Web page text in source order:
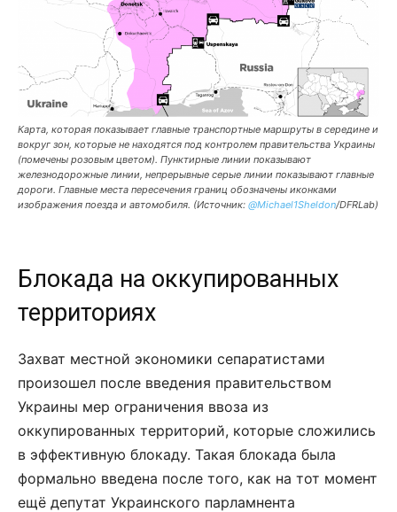
Карта, которая показывает главные транспортные маршруты в середине и
вокруг зон, которые не находятся под контролем правительства Украины
(помечены розовым цветом). Пунктирные линии показывают
железнодорожные линии, непрерывные серые линии показывают главные
дороги. Главные места пересечения границ обозначены иконками
изображения поезда и автомобиля. (Источник: @Michael1Sheldon/DFRLab)
Блокада на оккупированных
территориях
Захват местной экономики сепаратистами
произошел после введения правительством
Украины мер ограничения ввоза из
оккупированных территорий, которые сложились
в эффективную блокаду. Такая блокада была
формально введена после того, как на тот момент
ещё депутат Украинского парламнента